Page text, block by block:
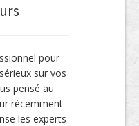
pour
sur vos
pensé au
récemment
les experts